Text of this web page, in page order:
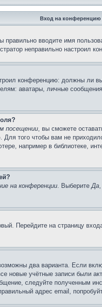
Вход на конференцию
вводите имя
неправильно настроил
конференцию: должны ли
аватары, личные
посещении, вы сможете
Для того чтобы вам не
например в библиотеке,
на конференции. ВыберитеДа
Перейдите на страницу
два варианта. Если
новые учётные записи были
следуйте полученным
адрес email,